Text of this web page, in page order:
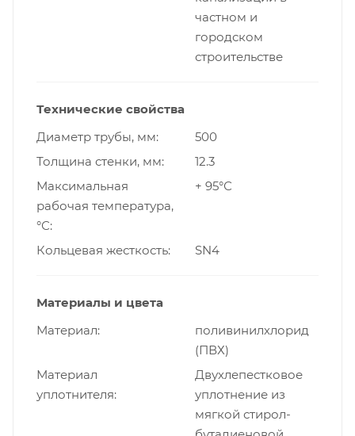
частном и
городском
строительстве
Технические свойства
Диаметр трубы, мм
500
Толщина стенки, мм
12.3
Максимальная
рабочая температура,
°С
+ 95°С
Кольцевая жесткость SN4
Материалы и цвета
Материал
поливинилхлорид
(ПВХ)
Материал
уплотнителя
Двухлепестковое
уплотнение из
мягкой стирол-